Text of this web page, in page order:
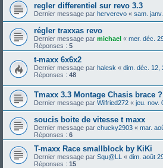
regler differentiel sur revo 3.3
Dernier message par herverevo « sam.
régler traxxas revo
Dernier message par michael « mer. déc.
Réponses : 5
t-maxx 6x6x2
Dernier message par halesk « dim. déc. 12,
Réponses : 48
Tmaxx 3.3 Montage Chasis brace ?
Dernier message par Wilfried272 « jeu. nov.
soucis boite de vitesse t maxx
Dernier message par chucky2903 « mar.
Réponses : 6
T-maxx Race smallblock by KiKi
Dernier message par Squ@LL « dim. août
Réponses : 15